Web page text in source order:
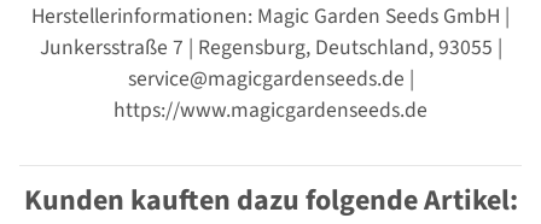
Herstellerinformationen: Magic Garden Seeds GmbH |
Junkersstraße 7 | Regensburg, Deutschland, 93055 |
service@magicgardenseeds.de |
https://www.magicgardenseeds.de
Kunden kauften dazu folgende Artikel: